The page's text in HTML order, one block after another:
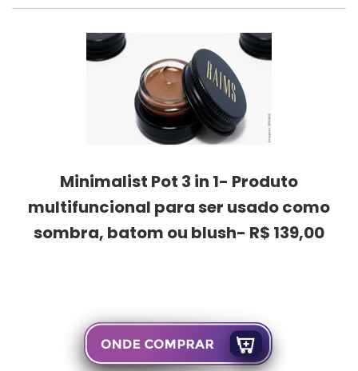
Minimalist Pot 3 in 1- Produto
multifuncional para ser usado como
sombra, batom ou blush- R$ 139,00